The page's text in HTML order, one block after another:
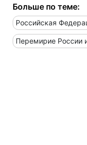
Больше по теме:
Российская
Перемирие России